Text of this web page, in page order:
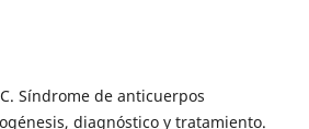
Síndrome de anticuerpos
diagnóstico y tratamiento.